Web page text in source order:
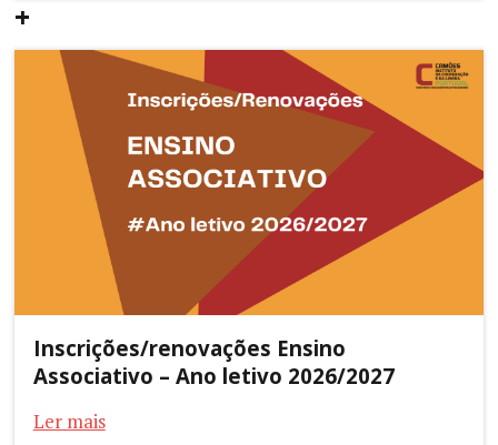
+
Inscrições/renovações Ensino
Associativo – Ano letivo 2026/2027
Ler mais